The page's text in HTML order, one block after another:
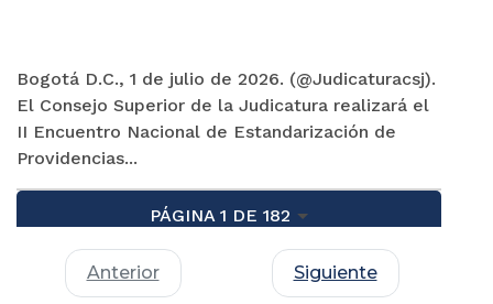
Bogotá D.C., 1 de julio de 2026. (@Judicaturacsj).
El Consejo Superior de la Judicatura realizará el
II Encuentro Nacional de Estandarización de
Providencias...
PÁGINA 1 DE 182
Anterior Siguiente